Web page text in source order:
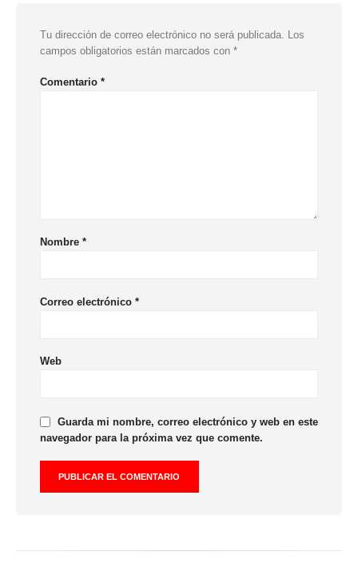
Tu dirección de correo electrónico no será publicada.
Los
campos obligatorios están marcados con *
Comentario *
Nombre *
Correo electrónico *
Web
Guarda mi nombre, correo electrónico y web en este
navegador para la próxima vez que comente.